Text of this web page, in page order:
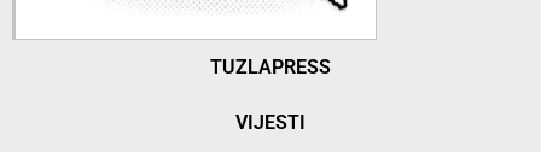
TUZLAPRESS
VIJESTI